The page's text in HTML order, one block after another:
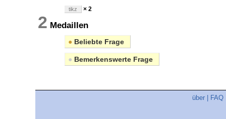
tikz × 2
2 Medaillen
● Beliebte Frage
● Bemerkenswerte Frage
über FAQ